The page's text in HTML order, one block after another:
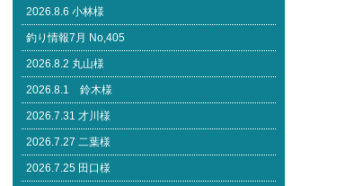
2026.8.6 小林様
釣り情報7月 No,405
2026.8.2 丸山様
2026.8.1 鈴木様
2026.7.31 才川様
2026.7.27 二葉様
2026.7.25 田口様